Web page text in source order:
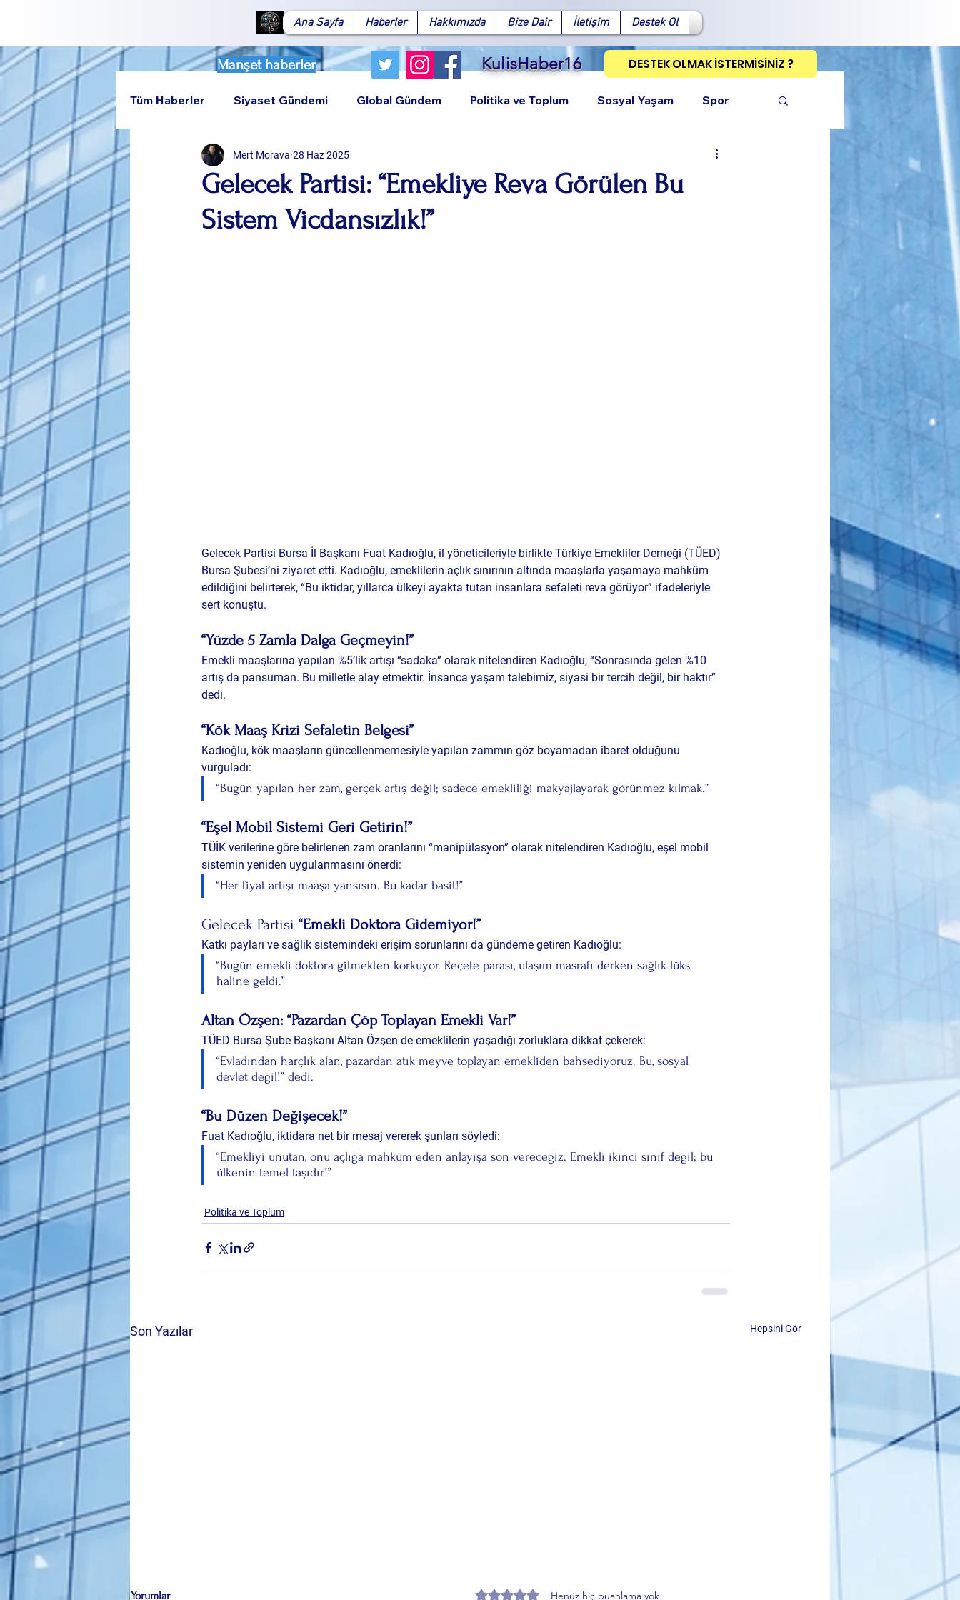
Ana Sayfa Haberler Hakkımızda Bize Dair İletişim Destek Ol
Manşet haberler KulisHaber16 DESTEK OLMAK İSTERMİSİNİZ ?
Tüm Haberler Siyaset Gündemi Global Gündem Politika ve Toplum Sosyal Yaşam Spor
Teknoloji Rumeli
Gelecek Partisi: “Emekliye Reva Görülen Bu
Sistem Vicdansızlık!”
Mert Morava 28 Haz 2025
Gelecek Partisi Bursa İl Başkanı Fuat Kadıoğlu, il yöneticileriyle birlikte Türkiye Emekliler Derneği (TÜED)
Bursa Şubesi’ni ziyaret etti. Kadıoğlu, emeklilerin açlık sınırının altında maaşlarla yaşamaya mahkûm
edildiğini belirterek, “Bu iktidar, yıllarca ülkeyi ayakta tutan insanlara sefaleti reva görüyor” ifadeleriyle
sert konuştu.
“Yüzde 5 Zamla Dalga Geçmeyin!”
Emekli maaşlarına yapılan %5’lik artışı “sadaka” olarak nitelendiren Kadıoğlu, “Sonrasında gelen %10
artış da pansuman. Bu milletle alay etmektir. İnsanca yaşam talebimiz, siyasi bir tercih değil, bir haktır”
dedi.
“Kök Maaş Krizi Sefaletin Belgesi”
Kadıoğlu, kök maaşların güncellenmemesiyle yapılan zammın göz boyamadan ibaret olduğunu
vurguladı:
“Bugün yapılan her zam, gerçek artış değil; sadece emekliliği makyajlayarak görünmez kılmak.”
“Eşel Mobil Sistemi Geri Getirin!”
TÜİK verilerine göre belirlenen zam oranlarını “manipülasyon” olarak nitelendiren Kadıoğlu, eşel mobil
sistemin yeniden uygulanmasını önerdi:
“Her fiyat artışı maaşa yansısın. Bu kadar basit!”
Gelecek Partisi “Emekli Doktora Gidemiyor!”
Katkı payları ve sağlık sistemindeki erişim sorunlarını da gündeme getiren Kadıoğlu:
“Bugün emekli doktora gitmekten korkuyor. Reçete parası, ulaşım masrafı derken sağlık lüks
haline geldi.”
Altan Özşen: “Pazardan Çöp Toplayan Emekli Var!”
TÜED Bursa Şube Başkanı Altan Özşen de emeklilerin yaşadığı zorluklara dikkat çekerek:
“Evladından harçlık alan, pazardan atık meyve toplayan emekliden bahsediyoruz. Bu, sosyal
devlet değil!” dedi.
“Bu Düzen Değişecek!”
Fuat Kadıoğlu, iktidara net bir mesaj vererek şunları söyledi:
“Emekliyi unutan, onu açlığa mahkûm eden anlayışa son vereceğiz. Emekli ikinci sınıf değil; bu
ülkenin temel taşıdır!”
Politika ve Toplum
Son Yazılar Hepsini Gör
Yorumlar 5 üzerinden 0 yıldızHenüz hiç puanlama yok